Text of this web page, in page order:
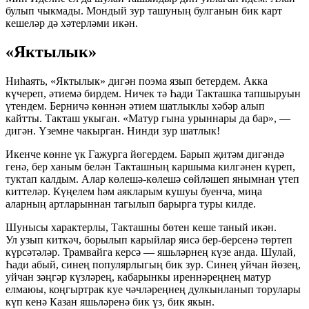
булып чыкмады. Мондый зур ташуның булганын бик карт
кешеләр дә хәтерләми икән.
«Яктылык»
Ниһаять, «Яктылык» дигән поэма язып бетердем. Акка
күчереп, әтиемә бирдем. Ничек тә Һади Такташка тапшыруын
үтендем. Берничә көннән әтием шатлыклы хәбәр алып
кайтты. Такташ укыган. «Матур гына урыннары да бар», —
дигән. Үземне чакырган. Нинди зур шатлык!
Икенче көнне үк Гажурга йөгердем. Барып җитәм дигәндә
генә, бер ханым белән Такташның каршыма килгәнен күреп,
туктап калдым. Алар көлешә-көлешә сөйләшеп янымнан үтеп
киттеләр. Күңелем һәм аякларым кушуы буенча, миңа
аларның артларыннан тагылып барырга туры килде.
Шунысы характерлы, Такташны бөтен кеше таный икән.
Ул узып киткәч, борылып карыйлар яисә бер-берсенә төртеп
күрсәтәләр. Трамвайга керсә — яшьләрнең күзе анда. Шулай,
Һади абый, синең популярлыгың бик зур. Синең уйчан йөзең,
уйчан зәңгәр күзләрең, кабарынкы иреннәреңнең матур
елмаюы, коңгыртрак куе чәчләреңнең дулкынланып торулары
күп кенә Казан яшьләренә бик үз, бик якын.